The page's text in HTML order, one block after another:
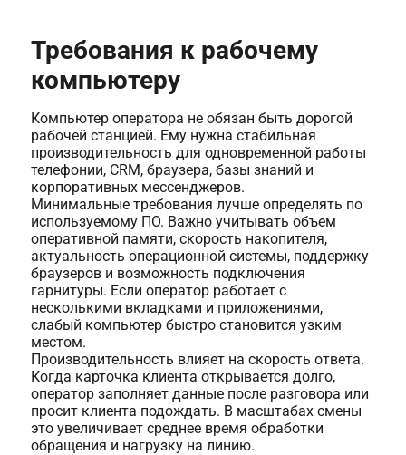
Требования к рабочему
компьютеру
Компьютер оператора не обязан быть дорогой
рабочей станцией. Ему нужна стабильная
производительность для одновременной работы
телефонии, CRM, браузера, базы знаний и
корпоративных мессенджеров.
Минимальные требования лучше определять по
используемому ПО. Важно учитывать объем
оперативной памяти, скорость накопителя,
актуальность операционной системы, поддержку
браузеров и возможность подключения
гарнитуры. Если оператор работает с
несколькими вкладками и приложениями,
слабый компьютер быстро становится узким
местом.
Производительность влияет на скорость ответа.
Когда карточка клиента открывается долго,
оператор заполняет данные после разговора или
просит клиента подождать. В масштабах смены
это увеличивает среднее время обработки
обращения и нагрузку на линию.